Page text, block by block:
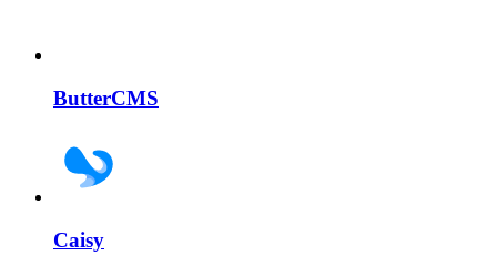
ButterCMS
Caisy